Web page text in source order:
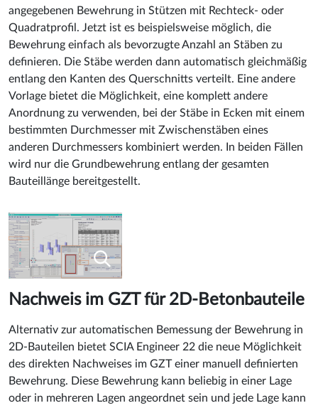
angegebenen Bewehrung in Stützen mit Rechteck- oder
Quadratprofil. Jetzt ist es beispielsweise möglich, die
Bewehrung einfach als bevorzugte Anzahl an Stäben zu
definieren. Die Stäbe werden dann automatisch gleichmäßig
entlang den Kanten des Querschnitts verteilt. Eine andere
Vorlage bietet die Möglichkeit, eine komplett andere
Anordnung zu verwenden, bei der Stäbe in Ecken mit einem
bestimmten Durchmesser mit Zwischenstäben eines
anderen Durchmessers kombiniert werden. In beiden Fällen
wird nur die Grundbewehrung entlang der gesamten
Bauteillänge bereitgestellt.
Nachweis im GZT für 2D-Betonbauteile
Alternativ zur automatischen Bemessung der Bewehrung in
2D-Bauteilen bietet SCIA Engineer 22 die neue Möglichkeit
des direkten Nachweises im GZT einer manuell definierten
Bewehrung. Diese Bewehrung kann beliebig in einer Lage
oder in mehreren Lagen angeordnet sein und jede Lage kann